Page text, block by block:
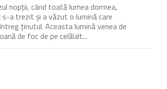
nopții, când toată lumea dormea,
a trezit și a văzut o lumină care
ținutul. Aceasta lumină venea de
de foc de pe celălalt...